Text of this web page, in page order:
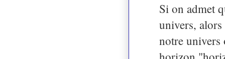
Si on admet
univers,
notre univers